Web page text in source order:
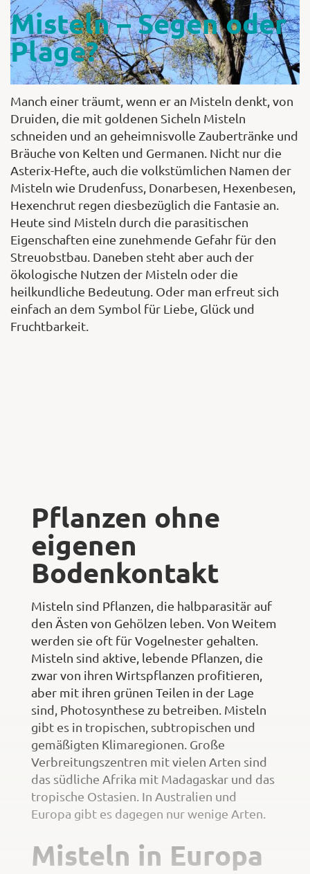
Misteln – Segen oder
Plage?
Manch einer träumt, wenn er an Misteln denkt, von
Druiden, die mit goldenen Sicheln Misteln
schneiden und an geheimnisvolle Zaubertränke und
Bräuche von Kelten und Germanen. Nicht nur die
Asterix-Hefte, auch die volkstümlichen Namen der
Misteln wie Drudenfuss, Donarbesen, Hexenbesen,
Hexenchrut regen diesbezüglich die Fantasie an.
Heute sind Misteln durch die parasitischen
Eigenschaften eine zunehmende Gefahr für den
Streuobstbau. Daneben steht aber auch der
ökologische Nutzen der Misteln oder die
heilkundliche Bedeutung. Oder man erfreut sich
einfach an dem Symbol für Liebe, Glück und
Fruchtbarkeit.
Pflanzen ohne
eigenen
Bodenkontakt
Misteln sind Pflanzen, die halbparasitär auf
den Ästen von Gehölzen leben. Von Weitem
werden sie oft für Vogelnester gehalten.
Misteln sind aktive, lebende Pflanzen, die
zwar von ihren Wirtspflanzen profitieren,
aber mit ihren grünen Teilen in der Lage
sind, Photosynthese zu betreiben. Misteln
gibt es in tropischen, subtropischen und
gemäßigten Klimaregionen. Große
Verbreitungszentren mit vielen Arten sind
das südliche Afrika mit Madagaskar und das
tropische Ostasien. In Australien und
Europa gibt es dagegen nur wenige Arten.
Misteln in Europa